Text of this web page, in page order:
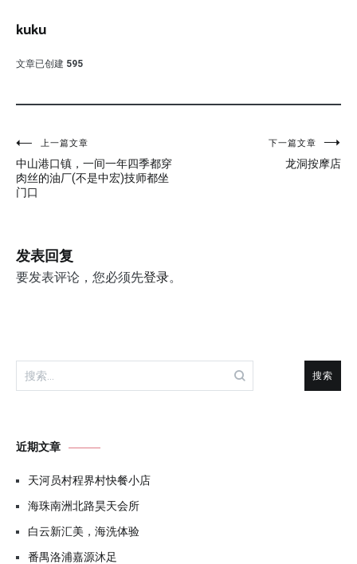
kuku
文章已创建 595
文
章
导
上一篇文章
中山港口镇，一间一年四季都穿
肉丝的油厂(不是中宏)技师都坐
门口
下一篇文章
龙洞按摩店
发表回复
要发表评论，您必须先登录。
搜
索：
近期文章
天河员村程界村快餐小店
海珠南洲北路昊天会所
白云新汇美，海洗体验
番禺洛浦嘉源沐足